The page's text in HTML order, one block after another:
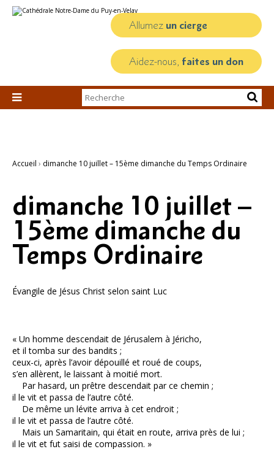
au
personnels
Allumez un cierge
Aidez-nous, faites un don

Chercher par
Recherche
Accueil › dimanche 10 juillet – 15ème dimanche du Temps Ordinaire
dimanche 10 juillet –
15ème dimanche du
Temps Ordinaire
Évangile de Jésus Christ selon saint Luc
« Un homme descendait de Jérusalem à Jéricho,
et il tomba sur des bandits ;
ceux-ci, après l’avoir dépouillé et roué de coups,
s’en allèrent, le laissant à moitié mort.
Par hasard, un prêtre descendait par ce chemin ;
il le vit et passa de l’autre côté.
De même un lévite arriva à cet endroit ;
il le vit et passa de l’autre côté.
Mais un Samaritain, qui était en route, arriva près de lui ;
il le vit et fut saisi de compassion. »